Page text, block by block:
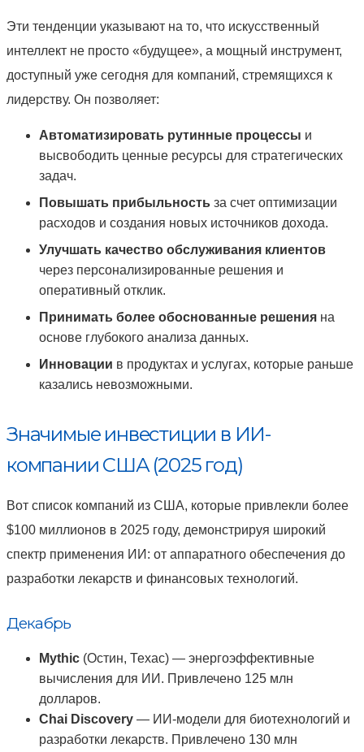
Эти тенденции указывают на то, что искусственный
интеллект не просто «будущее», а мощный инструмент,
доступный уже сегодня для компаний, стремящихся к
лидерству. Он позволяет:
Автоматизировать рутинные процессы и
высвободить ценные ресурсы для стратегических
задач.
Повышать прибыльность за счет оптимизации
расходов и создания новых источников дохода.
Улучшать качество обслуживания клиентов
через персонализированные решения и
оперативный отклик.
Принимать более обоснованные решения на
основе глубокого анализа данных.
Инновации в продуктах и услугах, которые раньше
казались невозможными.
Значимые инвестиции в ИИ-
компании США (2025 год)
Вот список компаний из США, которые привлекли более
$100 миллионов в 2025 году, демонстрируя широкий
спектр применения ИИ: от аппаратного обеспечения до
разработки лекарств и финансовых технологий.
Декабрь
Mythic (Остин, Техас) — энергоэффективные
вычисления для ИИ. Привлечено 125 млн
долларов.
Chai Discovery — ИИ-модели для биотехнологий и
разработки лекарств. Привлечено 130 млн